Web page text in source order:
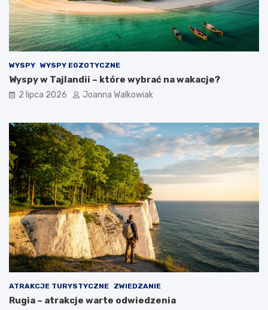
WYSPY WYSPY EGZOTYCZNE
Wyspy w Tajlandii – które wybrać na wakacje?
2 lipca 2026 Joanna Walkowiak
ATRAKCJE TURYSTYCZNE ZWIEDZANIE
Rugia – atrakcje warte odwiedzenia